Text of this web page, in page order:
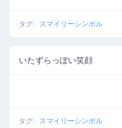
タグ: スマイリーシンボル
いたずらっぽい笑顔
タグ: スマイリーシンボル